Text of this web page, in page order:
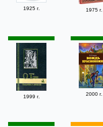
1925 г.
1975 г.
1999 г. 2000 г.